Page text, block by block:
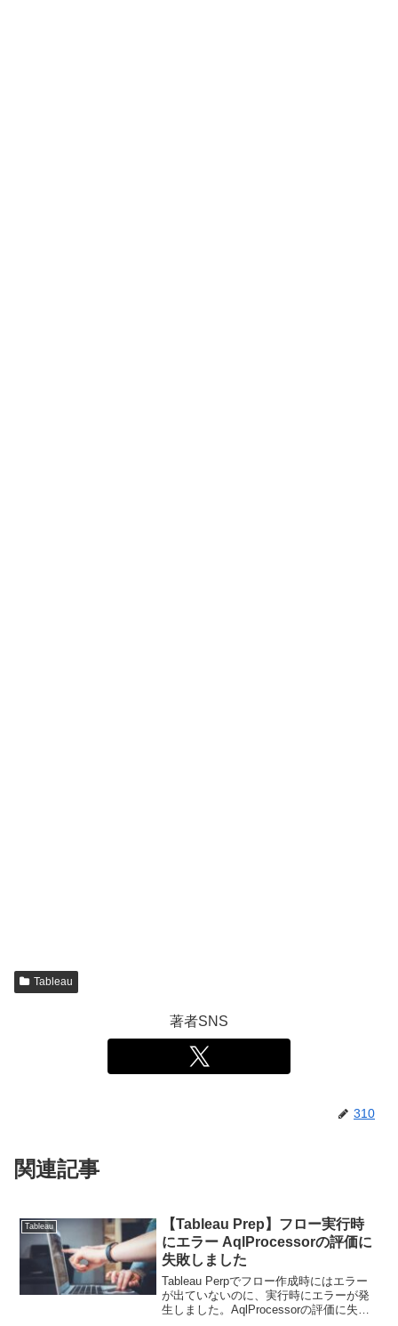
Tableau
著者SNS
310
関連記事
Tableau
【Tableau Prep】フロー実行時
にエラー AqlProcessorの評価に
失敗しました
Tableau Perpでフロー作成時にはエラー
が出ていないのに、実行時にエラーが発
生しました。AqlProcessorの評価に失敗